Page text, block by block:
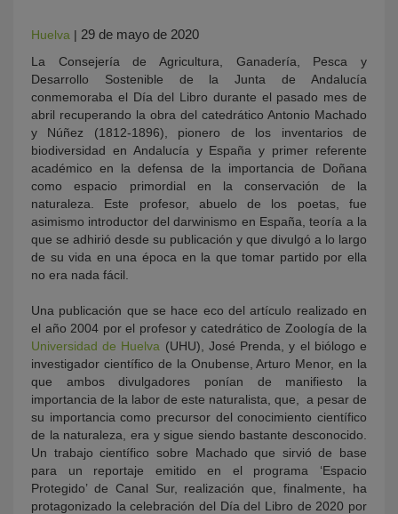
Huelva | 29 de mayo de 2020
La Consejería de Agricultura, Ganadería, Pesca y
Desarrollo Sostenible de la Junta de Andalucía
conmemoraba el Día del Libro durante el pasado mes de
abril recuperando la obra del catedrático Antonio Machado
y Núñez (1812-1896), pionero de los inventarios de
biodiversidad en Andalucía y España y primer referente
académico en la defensa de la importancia de Doñana
como espacio primordial en la conservación de la
naturaleza. Este profesor, abuelo de los poetas, fue
asimismo introductor del darwinismo en España, teoría a la
que se adhirió desde su publicación y que divulgó a lo largo
de su vida en una época en la que tomar partido por ella
no era nada fácil.
Una publicación que se hace eco del artículo realizado en
el año 2004 por el profesor y catedrático de Zoología de la
Universidad de Huelva (UHU), José Prenda, y el biólogo e
investigador científico de la Onubense, Arturo Menor, en la
que ambos divulgadores ponían de manifiesto la
importancia de la labor de este naturalista, que, a pesar de
su importancia como precursor del conocimiento científico
de la naturaleza, era y sigue siendo bastante desconocido.
Un trabajo científico sobre Machado que sirvió de base
para un reportaje emitido en el programa ‘Espacio
Protegido’ de Canal Sur, realización que, finalmente, ha
protagonizado la celebración del Día del Libro de 2020 por